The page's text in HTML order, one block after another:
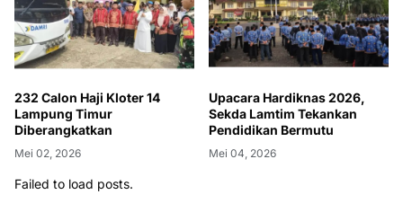
232 Calon Haji Kloter 14
Lampung Timur
Diberangkatkan
Mei 02, 2026
Upacara Hardiknas 2026,
Sekda Lamtim Tekankan
Pendidikan Bermutu
Mei 04, 2026
Failed to load posts.